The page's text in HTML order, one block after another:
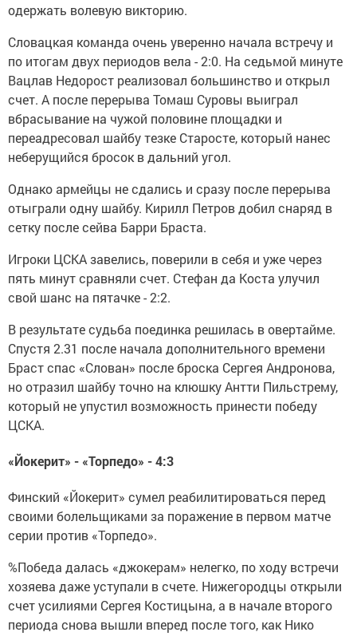
одержать волевую викторию.
Словацкая команда очень уверенно начала встречу и
по итогам двух периодов вела - 2:0. На седьмой минуте
Вацлав Недорост реализовал большинство и открыл
счет. А после перерыва Томаш Суровы выиграл
вбрасывание на чужой половине площадки и
переадресовал шайбу тезке Старосте, который нанес
неберущийся бросок в дальний угол.
Однако армейцы не сдались и сразу после перерыва
отыграли одну шайбу. Кирилл Петров добил снаряд в
сетку после сейва Барри Браста.
Игроки ЦСКА завелись, поверили в себя и уже через
пять минут сравняли счет. Стефан да Коста улучил
свой шанс на пятачке - 2:2.
В результате судьба поединка решилась в овертайме.
Спустя 2.31 после начала дополнительного времени
Браст спас «Слован» после броска Сергея Андронова,
но отразил шайбу точно на клюшку Антти Пильстрему,
который не упустил возможность принести победу
ЦСКА.
«Йокерит» - «Торпедо» - 4:3
Финский «Йокерит» сумел реабилитироваться перед
своими болельщиками за поражение в первом матче
серии против «Торпедо».
%Победа далась «джокерам» нелегко, по ходу встречи
хозяева даже уступали в счете. Нижегородцы открыли
счет усилиями Сергея Костицына, а в начале второго
периода снова вышли вперед после того, как Нико